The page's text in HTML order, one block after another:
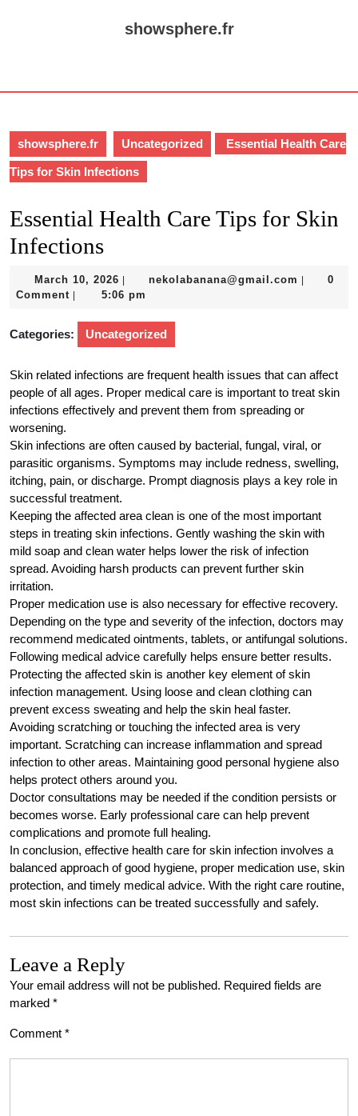
showsphere.fr
showsphere.fr Uncategorized Essential Health Care
Tips for Skin Infections
Essential Health Care Tips for Skin
Infections
March 10, 2026 March
10,
nekolabanana@gmail.com
0
Comment
5:06 pm
Categories: Uncategorized
Skin related infections are frequent health issues that can affect
people of all ages. Proper medical care is important to treat skin
infections effectively and prevent them from spreading or
worsening.
Skin infections are often caused by bacterial, fungal, viral, or
parasitic organisms. Symptoms may include redness, swelling,
itching, pain, or discharge. Prompt diagnosis plays a key role in
successful treatment.
Keeping the affected area clean is one of the most important
steps in treating skin infections. Gently washing the skin with
mild soap and clean water helps lower the risk of infection
spread. Avoiding harsh products can prevent further skin
irritation.
Proper medication use is also necessary for effective recovery.
Depending on the type and severity of the infection, doctors may
recommend medicated ointments, tablets, or antifungal solutions.
Following medical advice carefully helps ensure better results.
Protecting the affected skin is another key element of skin
infection management. Using loose and clean clothing can
prevent excess sweating and help the skin heal faster.
Avoiding scratching or touching the infected area is very
important. Scratching can increase inflammation and spread
infection to other areas. Maintaining good personal hygiene also
helps protect others around you.
Doctor consultations may be needed if the condition persists or
becomes worse. Early professional care can help prevent
complications and promote full healing.
In conclusion, effective health care for skin infection involves a
balanced approach of good hygiene, proper medication use, skin
protection, and timely medical advice. With the right care routine,
most skin infections can be treated successfully and safely.
Leave a Reply
Your email address will not be published. Required fields are
marked *
Comment *